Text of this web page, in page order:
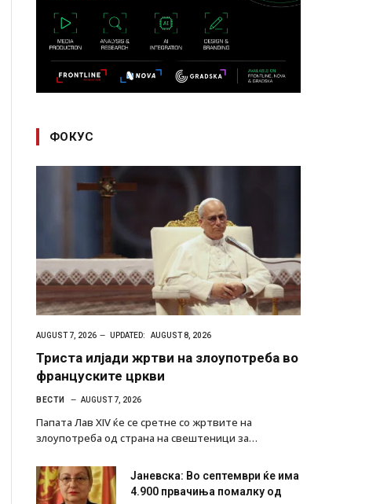
ФОКУС
AUGUST 7, 2026 UPDATED: AUGUST 8, 2026
Триста илјади жртви на злоупотреба во
француските цркви
ВЕСТИ AUGUST 7, 2026
Папата Лав XIV ќе се сретне со жртвите на
злоупотреба од страна на свештеници за…
Јаневска: Во септември ќе има
4.900 првачиња помалку од